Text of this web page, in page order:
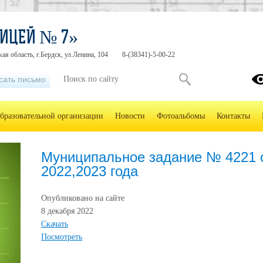
Муниципальное задание № 4221
2022,2023 года
Опубликовано на сайте
8 декабря 2022
Скачать
Посмотреть
№ 7»
область, г.Бердск, ул.Ленина, 104 8-(38341)-5-00-22
письмо
организации Новости Фотоальбомы Контакты